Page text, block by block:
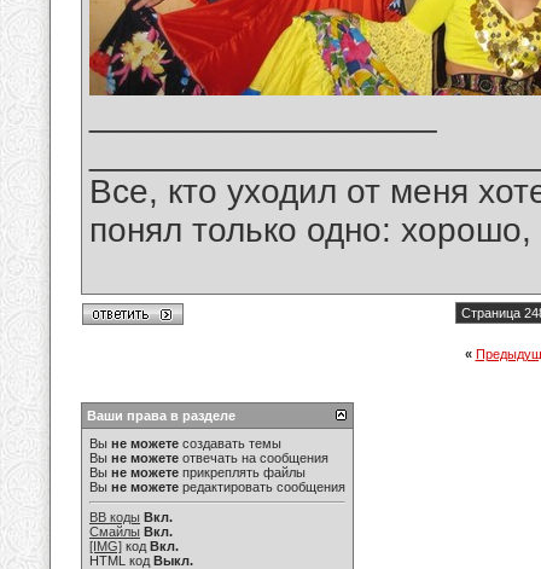
Все, кто уходил от меня
понял только одно:
Страница
«
Ваши права в разделе
Вы не можете создавать темы
Вы не можете отвечать на сообщения
Вы не можете прикреплять файлы
Вы не можете редактировать сообщения
BB коды Вкл.
Смайлы Вкл.
[IMG] код Вкл.
HTML код Выкл.